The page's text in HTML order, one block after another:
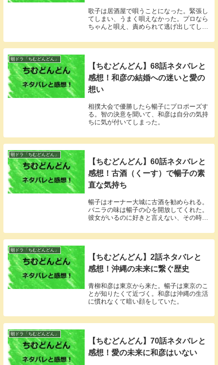
歌子は居酒屋で唄うことになった。緊張し
てしまい、うまく唄えなかった。プロなら
ちゃんと唄え、責められて逃げ出してしま
朝ドラ「ちむどんどん」
【ちむどんどん】68話ネタバレと
感想！和彦の結婚への迷いと愛の
想い
相撲大会で優勝したら暢子にプロポーズす
る。智の決意を聞いて、和彦は自分の気持
ちに気が付いてしまった。
朝ドラ「ちむどんどん」
【ちむどんどん】60話ネタバレと
感想！古酒（くーす）で暢子の素
直な気持ち
暢子はオーナー大城に古酒を勧められる。
バニラの味は暢子の心を開放してくれた。
彼女がいるのに好きと言えない、その時初
朝ドラ「ちむどんどん」
【ちむどんどん】2話ネタバレと
感想！沖縄の未来に繋ぐ歴史
青柳和彦は東京から来た。暢子は東京のこ
とが知りたくて近づく。和彦は沖縄の生活
に慣れなくて暗い顔をしていた。
朝ドラ「ちむどんどん」
【ちむどんどん】70話ネタバレと
感想！愛の未来に和彦はいない